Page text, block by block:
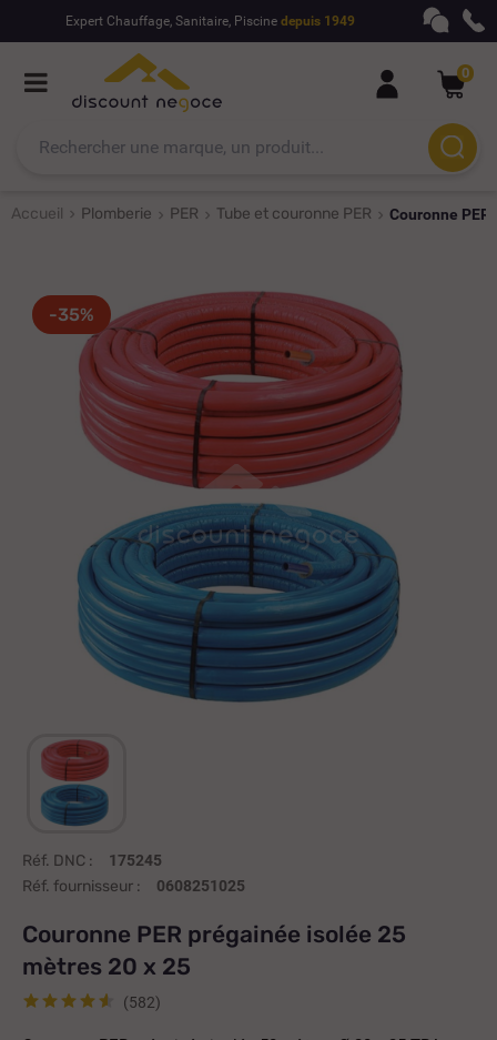
Expert Chauffage, Sanitaire, Piscine depuis 1949
0
Accueil Plomberie PER Tube et couronne PER Couronne
-35%
Réf. DNC : 175245
Réf. fournisseur : 0608251025
Couronne PER prégainée isolée 25
mètres 20 x 25
(582)